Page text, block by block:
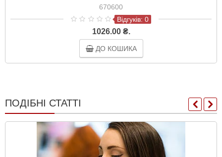
670600
Відгуків: 0
1026.00 ₴.
ДО КОШИКА
ПОДІБНІ СТАТТІ